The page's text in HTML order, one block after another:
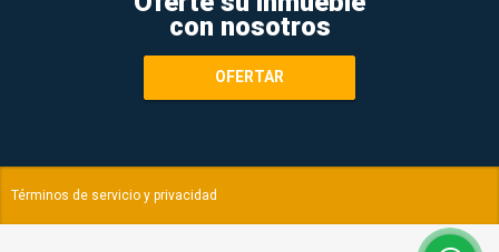
con nosotros
OFERTAR
Términos de servicio y privacidad